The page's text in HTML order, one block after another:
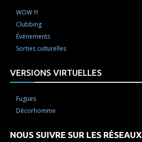
WOW !!!
Clubbing
Événements
Sorties culturelles
VERSIONS VIRTUELLES
Fugues
Décorhomme
NOUS SUIVRE SUR LES RÉSEAUX